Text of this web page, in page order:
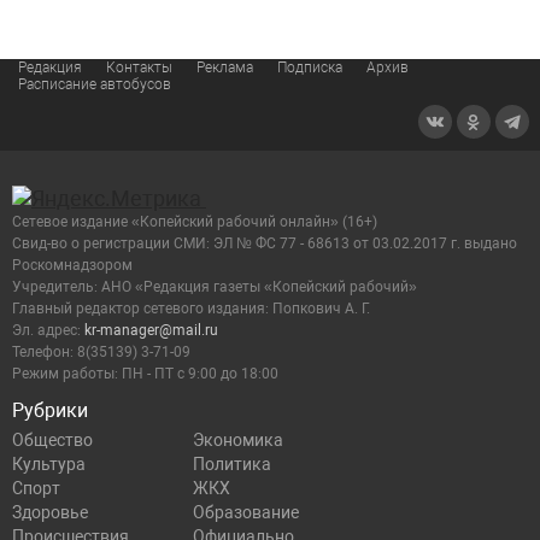
Редакция Контакты Реклама Подписка
Архив
Расписание автобусов
Рубрики
Общество
Экономика
Культура
Политика
Спорт
ЖКХ
Здоровье
Образование
Сетевое издание «Копейский рабочий онлайн» (16+)
Cвид-во о регистрации СМИ: ЭЛ № ФС 77 - 68613 от 03.02.2017 г. выдано
Роскомнадзором
Учредитель: АНО «Редакция газеты «Копейский рабочий»
Главный редактор сетевого издания: Попкович А. Г.
Эл. адрес: kr-manager@mail.ru
Телефон: 8(35139) 3-71-09
Режим работы: ПН - ПТ с 9:00 до 18:00